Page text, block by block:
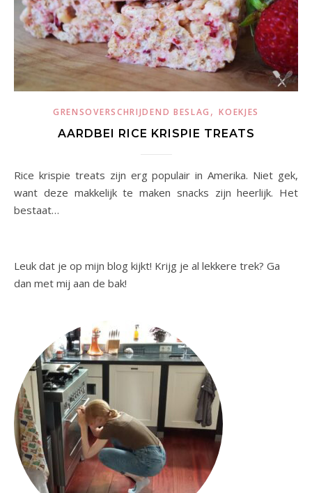
GRENSOVERSCHRIJDEND BESLAG ,KOEKJES
AARDBEI RICE KRISPIE TREATS
Rice krispie treats zijn erg populair in Amerika. Niet gek,
want deze makkelijk te maken snacks zijn heerlijk. Het
bestaat…
Leuk dat je op mijn blog kijkt! Krijg je al lekkere trek? Ga
dan met mij aan de bak!